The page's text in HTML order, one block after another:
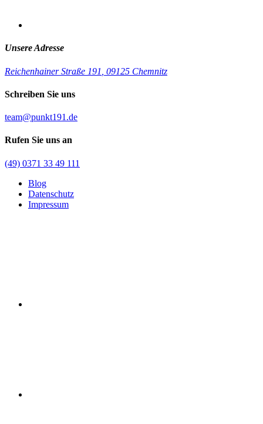
Unsere Adresse
Reichenhainer Straße 191 09125 Chemnitz
Schreiben Sie uns
team@punkt191.de
Rufen Sie uns an
(49) 0371 33 49 111
Blog
Datenschutz
Impressum